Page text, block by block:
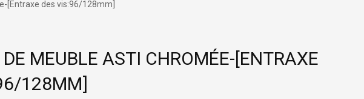
[Entraxe des vis:96/128mm]
MEUBLE ASTI CHROMÉE-[ENTRAXE
128MM]